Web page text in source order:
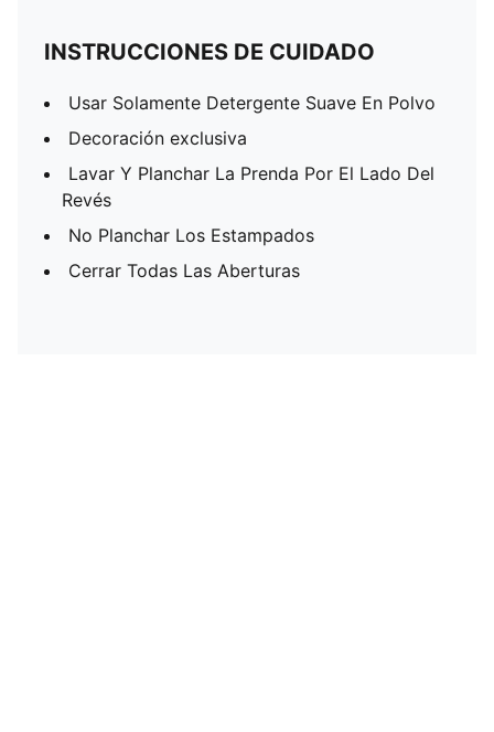
INSTRUCCIONES DE CUIDADO
Usar Solamente Detergente Suave En Polvo
Decoración exclusiva
Lavar Y Planchar La Prenda Por El Lado Del
Revés
No Planchar Los Estampados
Cerrar Todas Las Aberturas